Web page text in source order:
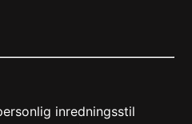
inredningsstil